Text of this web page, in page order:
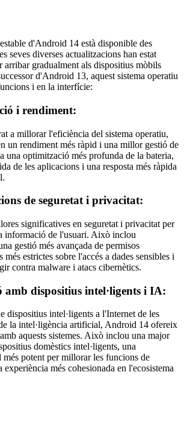
d'Android 14 està disponible des
seves diverses actualitzacions han estat
arribar gradualment als dispositius mòbils
d'Android 13, aquest sistema operatiu
i en la interfície:
i rendiment:
a millorar l'eficiència del sistema operatiu,
un rendiment més ràpid i una millor gestió de
una optimització més profunda de la bateria,
de les aplicacions i una resposta més ràpida
de seguretat i privacitat:
significatives en seguretat i privacitat per
informació de l'usuari. Això inclou
gestió més avançada de permisos
estrictes sobre l'accés a dades sensibles i
contra malware i atacs cibernètics.
dispositius intel·ligents i IA:
dispositius intel·ligents a l'Internet de les
la intel·ligència artificial, Android 14 ofereix
aquests sistemes. Això inclou una major
domèstics intel·ligents, una
potent per millorar les funcions de
més cohesionada en l'ecosistema